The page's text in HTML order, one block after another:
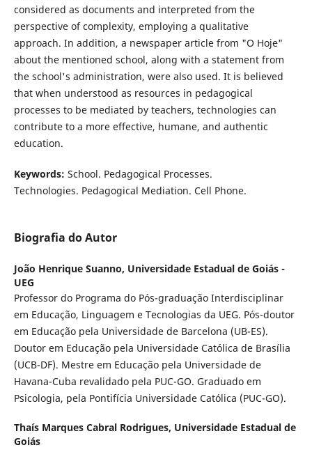
considered as documents and interpreted from the
perspective of complexity, employing a qualitative
approach. In addition, a newspaper article from "O Hoje"
about the mentioned school, along with a statement from
the school's administration, were also used. It is believed
that when understood as resources in pedagogical
processes to be mediated by teachers, technologies can
contribute to a more effective, humane, and authentic
education.
Keywords: School. Pedagogical Processes.
Technologies. Pedagogical Mediation. Cell Phone.
Biografia do Autor
João Henrique Suanno, Universidade Estadual de Goiás -
UEG
Professor do Programa do Pós-graduação Interdisciplinar
em Educação, Linguagem e Tecnologias da UEG. Pós-doutor
em Educação pela Universidade de Barcelona (UB-ES).
Doutor em Educação pela Universidade Católica de Brasília
(UCB-DF). Mestre em Educação pela Universidade de
Havana-Cuba revalidado pela PUC-GO. Graduado em
Psicologia, pela Pontifícia Universidade Católica (PUC-GO).
Thaís Marques Cabral Rodrigues, Universidade Estadual de
Goiás